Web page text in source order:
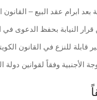
بعد ابرام عقد البيع – القانون
النيابة بحفظ الدعوى في
قابلة للنزع في القانون
الأجنبية وفقاً لقوانين دولة